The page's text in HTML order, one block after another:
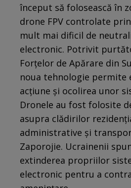
început să folosească în
drone FPV controlate
mult mai dificil de
electronic. Potrivit
Forțelor de Apărare din
noua tehnologie permite
acțiune și ocolirea unor
Dronele au fost folosite
asupra clădirilor
administrative și
Zaporojie. Ucrainenii
extinderea propriilor
electronic pentru a